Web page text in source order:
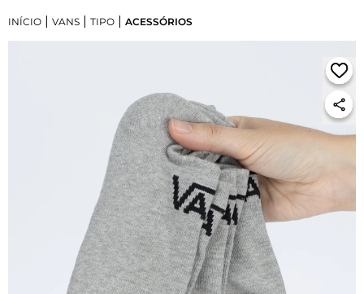
INÍCIO | VANS | TIPO | ACESSÓRIOS